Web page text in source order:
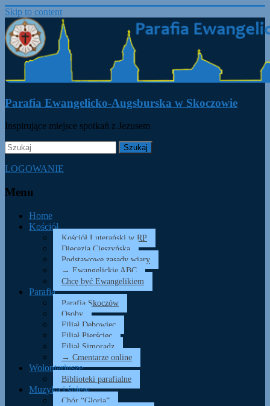
Skip to content
Parafia Ewangelicko-Augsburska w Skoczowie
Inspirujące miejsce spotkań z Jezusem
LOGOWANIE
Menu
Home
Kościół
Kościół Luterański w RP
Diecezja Cieszyńska
Podstawowe zasady wiary
→ Ewangelickie ABC
Chcę być Ewangelikiem
Parafia
Parafia Skoczów
Osoby
Filiał Dębowiec
Filiał Pierściec
Filiał Simoradz
→ Cmentarze online
Wolontariusze
Biblioteki parafialne
Muzyka i śpiew
Chór “Gloria”